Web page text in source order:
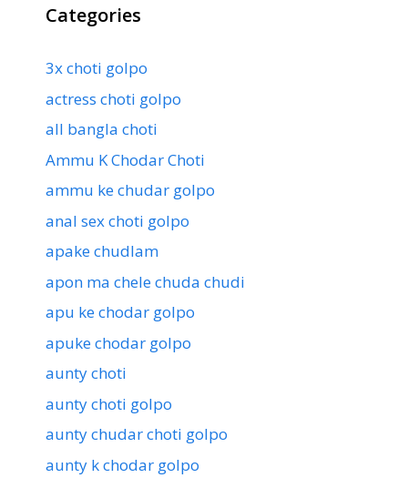
Categories
3x choti golpo
actress choti golpo
all bangla choti
Ammu K Chodar Choti
ammu ke chudar golpo
anal sex choti golpo
apake chudlam
apon ma chele chuda chudi
apu ke chodar golpo
apuke chodar golpo
aunty choti
aunty choti golpo
aunty chudar choti golpo
aunty k chodar golpo